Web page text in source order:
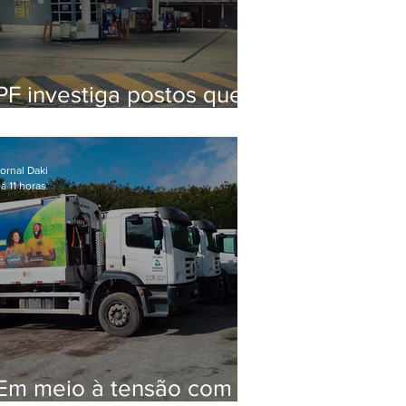
investiga postos que
de secretário
em 2020
meio à tensão com
Daki
11 horas